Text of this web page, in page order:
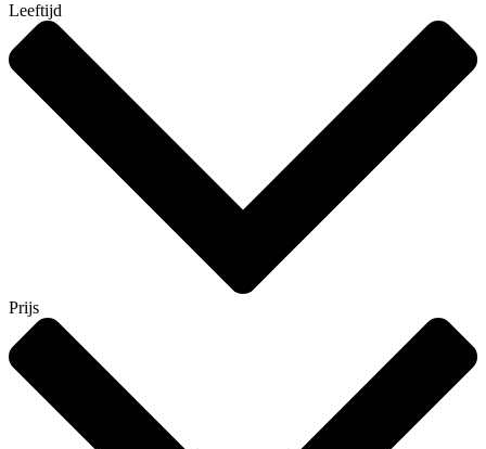
Leeftijd
Prijs